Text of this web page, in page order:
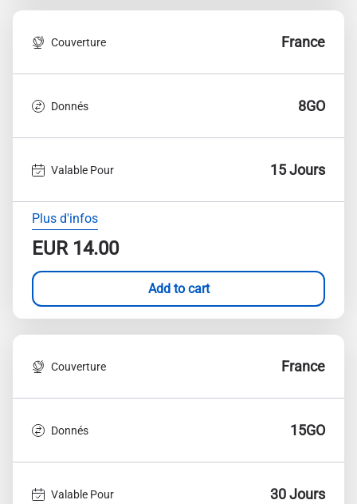
Couverture France
Donnés 8GO
Valable Pour 15 Jours
Plus d'infos
EUR14.00
Add to cart
Couverture France
Donnés 15GO
Valable Pour 30 Jours